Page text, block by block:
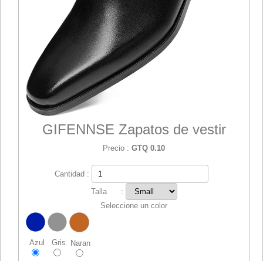
GIFENNSE Zapatos de vestir
Precio : GTQ 0.10
Cantidad :
Talla :
Seleccione un color
Azul Gris Naran